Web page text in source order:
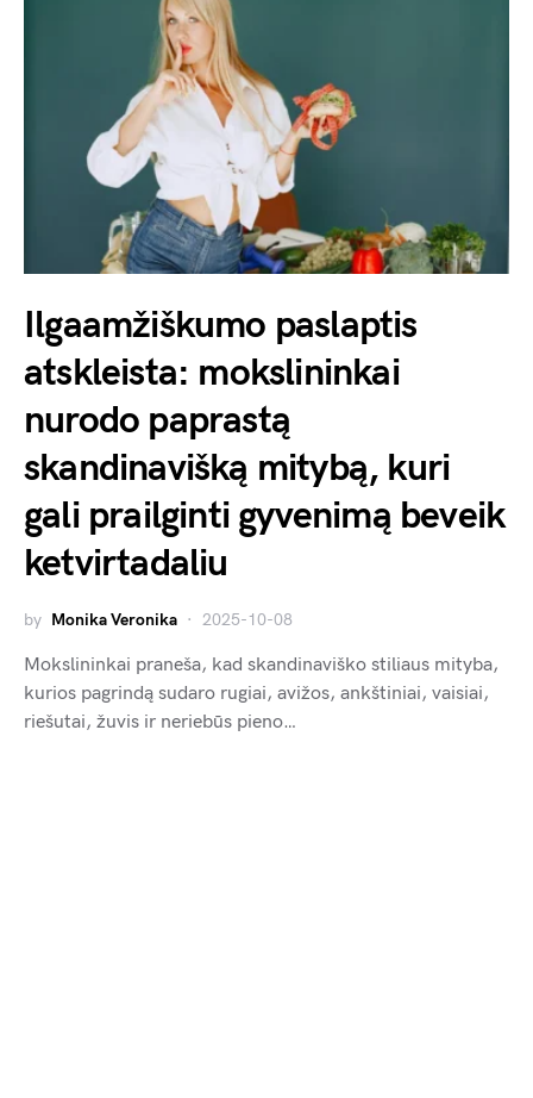
Ilgaamžiškumo paslaptis
atskleista: mokslininkai
nurodo paprastą
skandinavišką mitybą, kuri
gali prailginti gyvenimą beveik
ketvirtadaliu
by Monika Veronika 2025-10-08
Mokslininkai praneša, kad skandinaviško stiliaus mityba,
kurios pagrindą sudaro rugiai, avižos, ankštiniai, vaisiai,
riešutai, žuvis ir neriebūs pieno…